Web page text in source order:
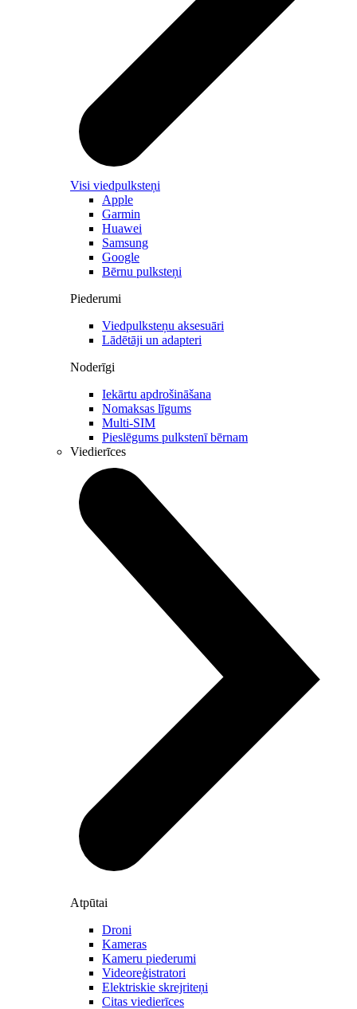
Visi viedpulksteņi
Apple
Garmin
Huawei
Samsung
Google
Bērnu pulksteņi
Piederumi
Viedpulksteņu aksesuāri
Lādētāji un adapteri
Noderīgi
Iekārtu apdrošināšana
Nomaksas līgums
Multi-SIM
Pieslēgums pulkstenī bērnam
Viedierīces
Atpūtai
Droni
Kameras
Kameru piederumi
Videoreģistratori
Elektriskie skrejriteņi
Citas viedierīces